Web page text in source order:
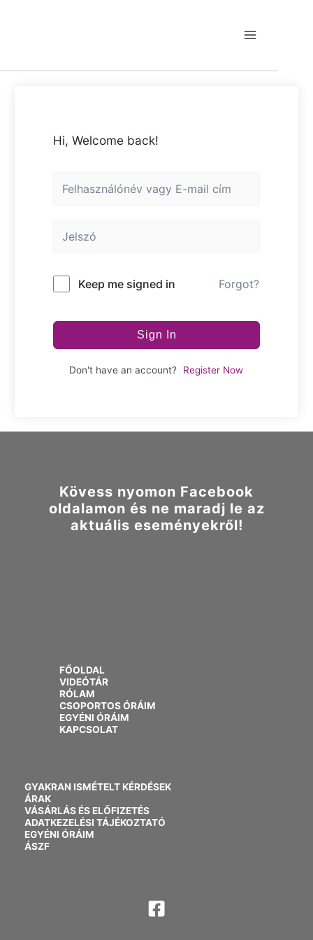
Hi, Welcome back!
Keep me signed in Forgot?
Sign In
Don't have an account? Register Now
Kövess nyomon Facebook
oldalamon és ne maradj le az
aktuális eseményekről!
FŐOLDAL
VIDEÓTÁR
RÓLAM
CSOPORTOS ÓRÁIM
EGYÉNI ÓRÁIM
KAPCSOLAT
GYAKRAN ISMÉTELT KÉRDÉSEK
ÁRAK
VÁSÁRLÁS ÉS ELŐFIZETÉS
ADATKEZELÉSI TÁJÉKOZTATÓ
EGYÉNI ÓRÁIM
ÁSZF